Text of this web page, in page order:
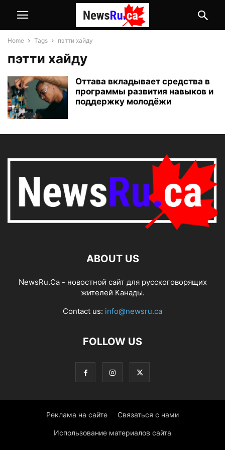
Home Tags пэтти хайду
пэтти хайду
Оттава вкладывает средства в
программы развития навыков и
поддержку молодёжи
ABOUT US
NewsRu.Ca - новостной сайт для русскоговорящих
жителей Канады.
Contact us: info@newsru.ca
FOLLOW US
Реклама на сайте Связаться с нами
Использование материалов сайта